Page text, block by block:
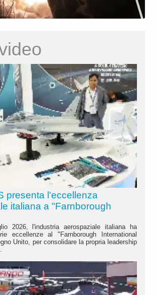
presenta l'eccellenza
italiana a "Farnborough
2026, l'industria aerospaziale italiana ha
eccellenze al "Farnborough International
Unito, per consolidare la propria leadership